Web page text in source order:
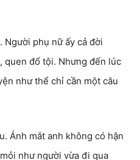
phụ nữ ấy cả đời
quen đổ tội. Nhưng đến lúc
như thể chỉ cần một câu
Ánh mắt anh không có hận
như người vừa đi qua